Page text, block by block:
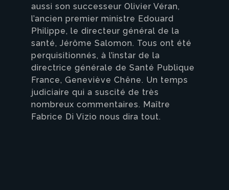
aussi son successeur Olivier Véran,
l’ancien premier ministre Edouard
Philippe, le directeur général de la
santé, Jérôme Salomon. Tous ont été
perquisitionnés, à l’instar de la
directrice générale de Santé Publique
France, Geneviève Chêne. Un temps
judiciaire qui a suscité de très
nombreux commentaires. Maître
Fabrice Di Vizio nous dira tout.